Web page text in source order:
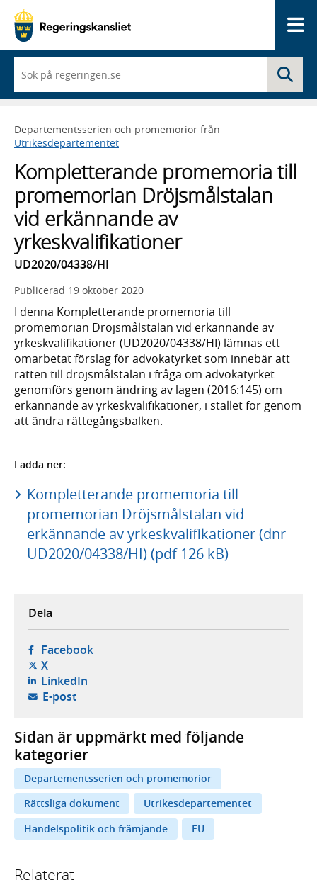
du
börjar
skriva
framträder
en
med
sökförslag
Departementsserien och promemorior från
Utrikesdepartementet
Kompletterande promemoria till
promemorian Dröjsmålstalan
vid erkännande av
yrkeskvalifikationer
UD2020/04338/HI
Publicerad 19 oktober 2020
I denna Kompletterande promemoria till
promemorian Dröjsmålstalan vid erkännande av
yrkeskvalifikationer (UD2020/04338/HI) lämnas ett
omarbetat förslag för advokatyrket som innebär att
rätten till dröjsmålstalan i fråga om advokatyrket
genomförs genom ändring av lagen (2016:145) om
erkännande av yrkeskvalifikationer, i stället för genom
att ändra rättegångsbalken.
Ladda ner:
Kompletterande promemoria till
promemorian Dröjsmålstalan vid
erkännande av yrkeskvalifikationer (dnr
UD2020/04338/HI) (pdf 126 kB)
Dela
Facebook- öppnas i ny flik, extern webbplats,
X- öppnas i ny flik, extern webbplats,
LinkedIn- öppnas i ny flik, extern webbplats,
E-post- öppnar din e-postklient,
Sidan är uppmärkt med följande
kategorier
Departementsserien och promemorior
Rättsliga dokument
Utrikesdepartementet
Handelspolitik och främjande
EU
Relaterat